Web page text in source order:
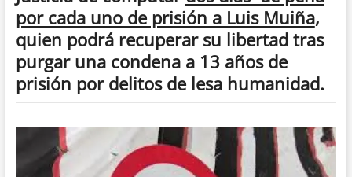
por cada uno de prisión a Luis Muiña,
quien podrá recuperar su libertad tras
purgar una condena a 13 años de
prisión por delitos de lesa humanidad.